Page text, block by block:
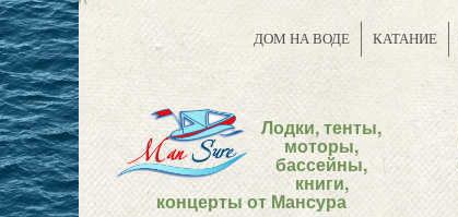
ДОМ НА ВОДЕ КАТАНИЕ
Лодки, тенты,
моторы,
бассейны,
книги,
концерты от Мансура